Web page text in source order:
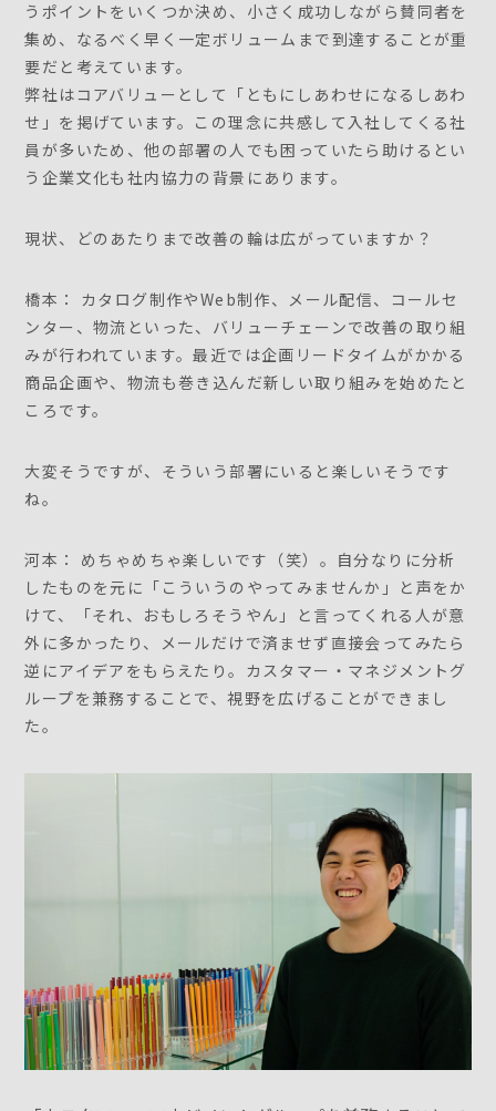
うポイントをいくつか決め、小さく成功しながら賛同者を
集め、なるべく早く一定ボリュームまで到達することが重
要だと考えています。
弊社はコアバリューとして「ともにしあわせになるしあわ
せ」を掲げています。この理念に共感して入社してくる社
員が多いため、他の部署の人でも困っていたら助けるとい
う企業文化も社内協力の背景にあります。
現状、どのあたりまで改善の輪は広がっていますか？
橋本： カタログ制作やWeb制作、メール配信、コールセ
ンター、物流といった、バリューチェーンで改善の取り組
みが行われています。最近では企画リードタイムがかかる
商品企画や、物流も巻き込んだ新しい取り組みを始めたと
ころです。
大変そうですが、そういう部署にいると楽しいそうです
ね。
河本： めちゃめちゃ楽しいです（笑）。自分なりに分析
したものを元に「こういうのやってみませんか」と声をか
けて、「それ、おもしろそうやん」と言ってくれる人が意
外に多かったり、メールだけで済ませず直接会ってみたら
逆にアイデアをもらえたり。カスタマー・マネジメントグ
ループを兼務することで、視野を広げることができまし
た。